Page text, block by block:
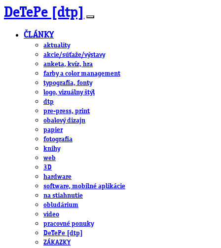
DeTePe [dtp]
ČLÁNKY
aktuality
akcie/súťaže/výstavy
anketa, kvíz, hra
farby a color management
typografia, fonty
logo, vizuálny štýl
dtp
pre-press, print
obalový dizajn
papier
fotografia
knihy
web
3D
hardware
software, mobilné aplikácie
na stiahnutie
obludárium
video
pracovné ponuky
DeTePe [dtp]
ZÁKAZKY